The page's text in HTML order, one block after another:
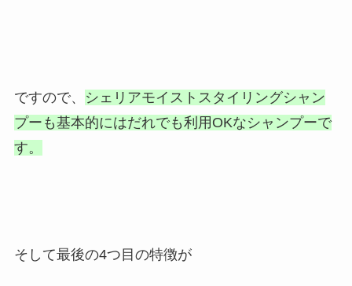
ですので、
シェリアモイストスタイリングシャン
プーも基本的にはだれでも利用OKなシャンプーで
す。
そして最後の4つ目の特徴が